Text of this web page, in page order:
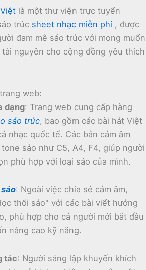
là một thư viện trực tuyến
trúc sheet nhạc miễn phí , được
đam mê sáo trúc với mong muốn
nguyên cho cộng đồng yêu thích
web:
dạng: Trang web cung cấp hàng
sáo trúc, bao gồm các bài hát Việt
nhạc quốc tế. Các bản cảm âm
sáo như C5, A4, F4, giúp người
phù hợp với loại sáo của mình.
: Ngoài việc chia sẻ cảm âm,
thổi sáo" với các bài viết hướng
phù hợp cho cả người mới bắt đầu
nâng cao kỹ năng.
tác: Người sáng lập khuyến khích